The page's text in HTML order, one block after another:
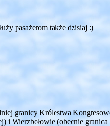
pasażerom także dzisiaj :)
granicy Królestwa
i Wierzbołowie (obecnie